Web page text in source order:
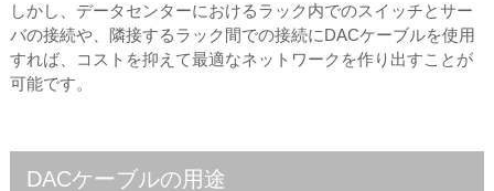
しかし、データセンターにおけるラック内でのスイッチとサー
バの接続や、隣接するラック間での接続にDACケーブルを使用
すれば、コストを抑えて最適なネットワークを作り出すことが
可能です。
DACケーブルの用途